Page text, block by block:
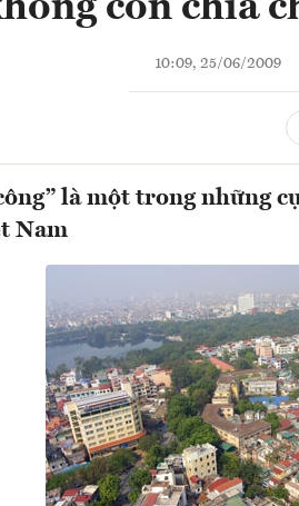
10:09, 25/06/2009
là một trong những
Nam